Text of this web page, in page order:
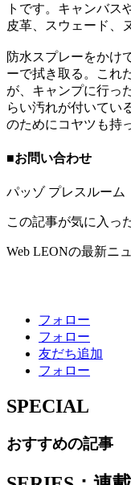
トです。キャンバス
皮革、スウェード、
防水スプレーをかけ
ーで拭き取る。これ
が、キャンプに行っ
らい汚れが付いてい
のためにコヤツも持
■お問い合わせ
パッゾ プレスルーム
この記事が気に入っ
Web LEONの最新ニ
フォロー
フォロー
友だち追加
フォロー
SPECIAL
おすすめの記事